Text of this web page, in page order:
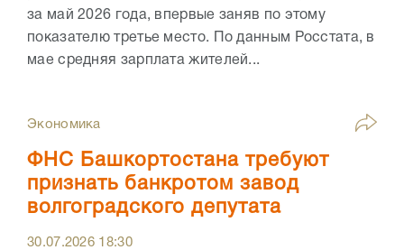
за май 2026 года, впервые заняв по этому
показателю третье место. По данным Росстата, в
мае средняя зарплата жителей...
Экономика
ФНС Башкортостана требуют
признать банкротом завод
волгоградского депутата
30.07.2026 18:30